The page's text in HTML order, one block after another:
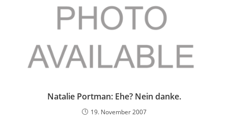
Natalie Portman: Ehe? Nein danke.
19. November 2007